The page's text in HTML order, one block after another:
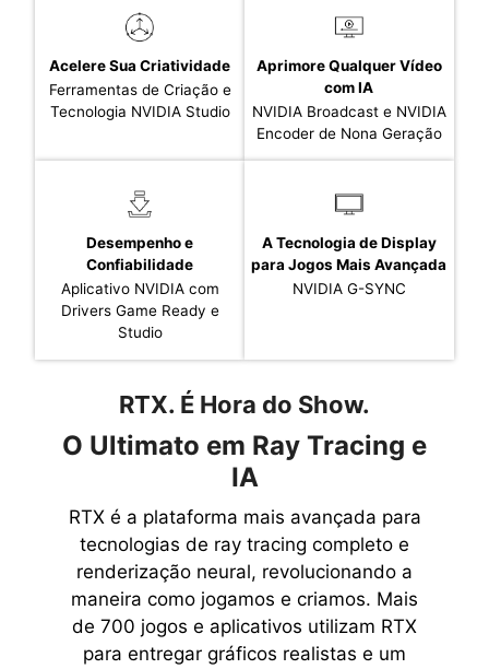
Acelere Sua Criatividade
Ferramentas de Criação e
Tecnologia NVIDIA Studio
Aprimore Qualquer Vídeo
com IA
NVIDIA Broadcast e NVIDIA
Encoder de Nona Geração
Desempenho e
Confiabilidade
Aplicativo NVIDIA com
Drivers Game Ready e
Studio
A Tecnologia de Display
para Jogos Mais Avançada
NVIDIA G-SYNC
RTX. É Hora do Show.
O Ultimato em Ray Tracing e
IA
RTX é a plataforma mais avançada para
tecnologias de ray tracing completo e
renderização neural, revolucionando a
maneira como jogamos e criamos. Mais
de 700 jogos e aplicativos utilizam RTX
para entregar gráficos realistas e um